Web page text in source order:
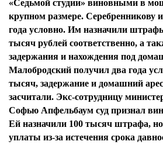
«Седьмой студии» виновными в
крупном размере. Серебренникову
года условно. Им назначили
тысяч рублей соответственно, а
задержания и нахождения под
Малобродский получил два года
тысяч, задержание и домашний
засчитали. Экс-сотрудницу
Софью Апфельбаум суд признал
Ей назначили 100 тысяч штрафа, но
уплаты из-за истечения срока